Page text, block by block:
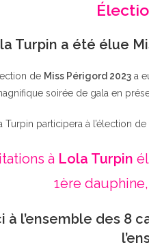
Turpin a été élue
de Miss Périgord 2023a
soirée de gala en
Turpin participera à l’élection de
à Lola Turpin
1ère
à l’ensemble des 8